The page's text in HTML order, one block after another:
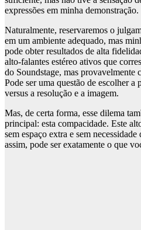
expressões em minha demonstração.
Naturalmente, reservaremos o
em um ambiente adequado, mas
pode obter resultados de alta
alto-falantes estéreo ativos que
do Soundstage, mas provavelmente
Pode ser uma questão de escolher
versus a resolução e a imagem.
Mas, de certa forma, esse dilema
principal: esta compacidade. Este
sem espaço extra e sem
assim, pode ser exatamente o que